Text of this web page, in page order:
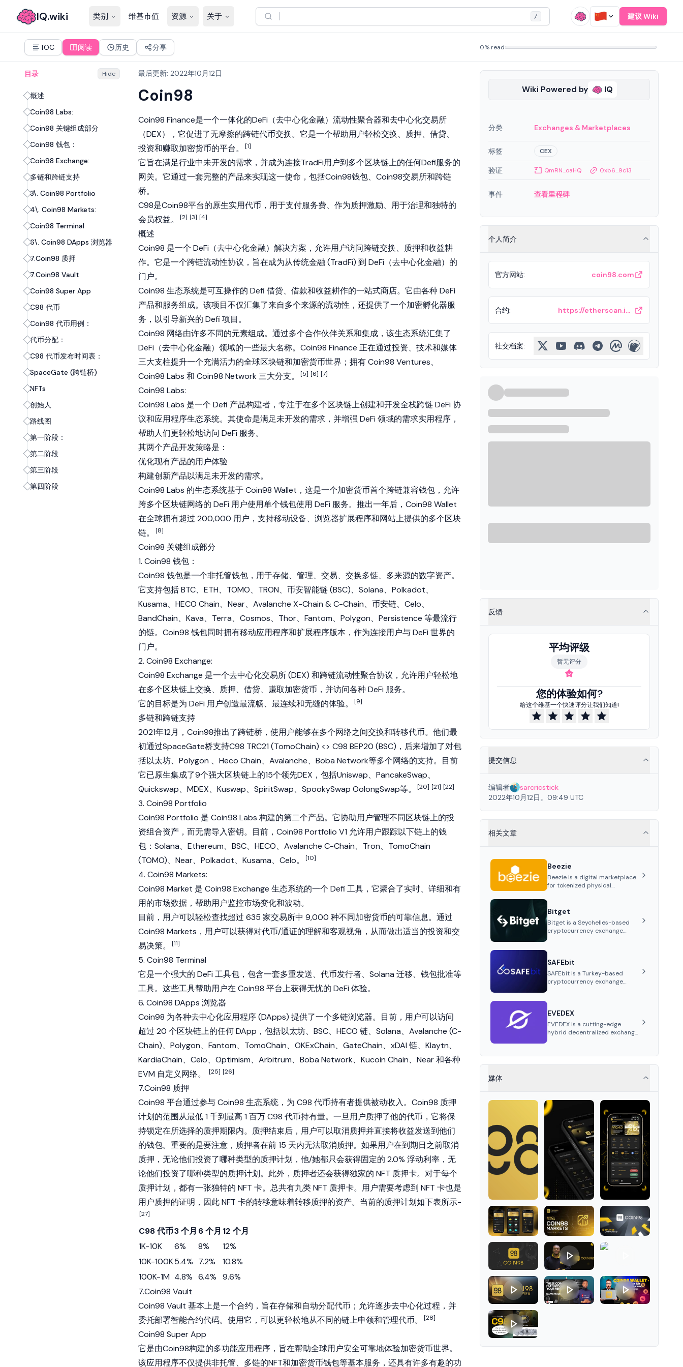
IQ.wiki 类别 维基市值 资源 关于 / 建议 Wiki
TOC 阅读 历史 分享 0% read
目录 Hide
概述
Coin98 Labs:
Coin98 关键组成部分
Coin98 钱包：
Coin98 Exchange:
多链和跨链支持
3\. Coin98 Portfolio
4\. Coin98 Markets:
Coin98 Terminal
6\. Coin98 DApps 浏览器
7.Coin98 质押
7.Coin98 Vault
Coin98 Super App
C98 代币
Coin98 代币用例：
代币分配：
C98 代币发布时间表：
SpaceGate (跨链桥)
NFTs
创始人
路线图
第一阶段：
第二阶段
第三阶段
第四阶段
最后更新: 2022年10月12日
Coin98
Coin98 Finance是一个一体化的DeFi（去中心化金融）流动性聚合器和去中心化交易所
（DEX），它促进了无摩擦的跨链代币交换。它是一个帮助用户轻松交换、质押、借贷、
投资和赚取加密货币的平台。
[1]
它旨在满足行业中未开发的需求，并成为连接TradFi用户到多个区块链上的任何Defi服务的
网关。它通过一套完整的产品来实现这一使命，包括Coin98钱包、Coin98交易所和跨链
桥。
C98是Coin98平台的原生实用代币，用于支付服务费、作为质押激励、用于治理和独特的
会员权益。
[2] [3] [4]
概述
Coin98 是一个 DeFi（去中心化金融）解决方案，允许用户访问跨链交换、质押和收益耕
作。它是一个跨链流动性协议，旨在成为从传统金融 (TradFi) 到 DeFi（去中心化金融）的
门户。
Coin98 生态系统是可互操作的 Defi 借贷、借款和收益耕作的一站式商店。它由各种 DeFi
产品和服务组成。该项目不仅汇集了来自多个来源的流动性，还提供了一个加密孵化器服
务，以引导新兴的 Defi 项目。
Coin98 网络由许多不同的元素组成。通过多个合作伙伴关系和集成，该生态系统汇集了
DeFi（去中心化金融）领域的一些最大名称。Coin98 Finance 正在通过投资、技术和媒体
三大支柱提升一个充满活力的全球区块链和加密货币世界；拥有 Coin98 Ventures、
Coin98 Labs 和 Coin98 Network 三大分支。
[5] [6] [7]
Coin98 Labs:
Coin98 Labs 是一个 Defi 产品构建者，专注于在多个区块链上创建和开发全栈跨链 DeFi 协
议和应用程序生态系统。其使命是满足未开发的需求，并增强 DeFi 领域的需求实用程序，
帮助人们更轻松地访问 DeFi 服务。
其两个产品开发策略是：
优化现有产品的用户体验
构建创新产品以满足未开发的需求。
Coin98 Labs 的生态系统基于 Coin98 Wallet，这是一个加密货币首个跨链兼容钱包，允许
跨多个区块链网络的 DeFi 用户使用单个钱包使用 DeFi 服务。推出一年后，Coin98 Wallet
在全球拥有超过 200,000 用户，支持移动设备、浏览器扩展程序和网站上提供的多个区块
链。
[8]
Coin98 关键组成部分
1. Coin98 钱包：
Coin98 钱包是一个非托管钱包，用于存储、管理、交易、交换多链、多来源的数字资产。
它支持包括 BTC、ETH、TOMO、TRON、币安智能链 (BSC)、Solana、Polkadot、
Kusama、HECO Chain、Near、Avalanche X-Chain & C-Chain、币安链、Celo、
BandChain、Kava、Terra、Cosmos、Thor、Fantom、Polygon、Persistence 等最流行
的链。Coin98 钱包同时拥有移动应用程序和扩展程序版本，作为连接用户与 DeFi 世界的
门户。
2. Coin98 Exchange:
Coin98 Exchange 是一个去中心化交易所 (DEX) 和跨链流动性聚合协议，允许用户轻松地
在多个区块链上交换、质押、借贷、赚取加密货币，并访问各种 DeFi 服务。
它的目标是为 DeFi 用户创造最流畅、最连续和无缝的体验。
[9]
多链和跨链支持
2021年12月，Coin98推出了跨链桥，使用户能够在多个网络之间交换和转移代币。他们最
初通过SpaceGate桥支持C98 TRC21 (TomoChain) <> C98 BEP20 (BSC)，后来增加了对包
括以太坊、 Polygon 、Heco Chain、 Avalanche、Boba Network等多个网络的支持。目前
它已原生集成了9个强大区块链上的15个领先DEX，包括Uniswap、PancakeSwap、
Quickswap、MDEX、Kuswap、 SpiritSwap、SpookySwap OolongSwap等。 [20] [21] [22]
3. Coin98 Portfolio
Coin98 Portfolio 是 Coin98 Labs 构建的第二个产品。它协助用户管理不同区块链上的投
资组合资产，而无需导入密钥。目前，Coin98 Portfolio V1 允许用户跟踪以下链上的钱
包：Solana、Ethereum、BSC、HECO、Avalanche C-Chain、Tron、TomoChain
(TOMO)、Near、 Polkadot、Kusama、Celo。 [10]
4. Coin98 Markets:
Coin98 Market 是 Coin98 Exchange 生态系统的一个 Defi 工具，它聚合了实时、详细和有
用的市场数据，帮助用户监控市场变化和波动。
目前，用户可以轻松查找超过 635 家交易所中 9,000 种不同加密货币的可靠信息。通过
Coin98 Markets，用户可以获得对代币/通证的理解和客观视角，从而做出适当的投资和交
易决策。
[11]
5. Coin98 Terminal
它是一个强大的 DeFi 工具包，包含一套多重发送、代币发行者、Solana 迁移、钱包批准等
工具。这些工具帮助用户在 Coin98 平台上获得无忧的 DeFi 体验。
6. Coin98 DApps 浏览器
Coin98 为各种去中心化应用程序(DApps) 提供了一个多链浏览器。目前，用户可以访问
超过 20 个区块链上的任何 DApp，包括以太坊、BSC、HECO 链、Solana、Avalanche (C-
Chain)、Polygon、 Fantom、TomoChain、OKExChain、GateChain、xDAI 链、 Klaytn、
KardiaChain、 Celo、Optimism、Arbitrum、Boba Network、Kucoin Chain、Near 和各种
EVM 自定义网络。
[25] [26]
7.Coin98 质押
Coin98 平台通过参与 Coin98 生态系统，为 C98 代币持有者提供被动收入。Coin98 质押
计划的范围从最低 1 千到最高 1 百万 C98 代币持有量。一旦用户质押了他的代币，它将保
持锁定在所选择的质押期限内。质押结束后，用户可以取消质押并直接将收益发送到他们
的钱包。重要的是要注意，质押者在前 15 天内无法取消质押。如果用户在到期日之前取消
质押，无论他们投资了哪种类型的质押计划，他/她都只会获得固定的 2.0% 浮动利率，无
论他们投资了哪种类型的质押计划。此外，质押者还会获得独家的 NFT 质押卡。对于每个
质押计划，都有一张独特的 NFT 卡。总共有九类 NFT 质押卡。用户需要考虑到 NFT 卡也是
用户质押的证明，因此 NFT 卡的转移意味着转移质押的资产。当前的质押计划如下表所示-
[27]
C98 代币3 个月 6 个月 12 个月
1K-10K
6% 8%
12%
10K-100K5.4% 7.2%
10.8%
100K-1M 4.8% 6.4%
9.6%
7.Coin98 Vault
Coin98 Vault 基本上是一个合约，旨在存储和自动分配代币；允许逐步去中心化过程，并
委托部署智能合约代码。使用它，可以更轻松地从不同的链上申领和管理代币。
[28]
Coin98 Super App
它是由Coin98构建的多功能应用程序，旨在帮助全球用户安全可靠地体验加密货币世界。
该应用程序不仅提供非托管、多链的NFT和加密货币钱包等基本服务，还具有许多有趣的功
Wiki Powered by IQ
分类 Exchanges & Marketplaces
标签 CEX
验证 QmRN...oaHQ 0xb6...9c13
事件 查看里程碑
个人简介
官方网站: coin98.com
合约: https://etherscan.io/token/0xae12c5930881c53715b369cec7606b70d8eb229f
社交档案:
反馈
平均评级
暂无评分
您的体验如何?
给这个维基一个快速评分让我们知道!
提交信息
编辑者
sarcricstick
2022年10月12日。09:49 UTC
相关文章
Beezie
Beezie is a digital marketplace
for tokenized physical
items like trading cards,
sneakers, and watches. Using
blockchain tech, Beezie
simplifies buying, selling, and
Bitget
Bitget is a Seychelles-based
cryptocurrency exchange
leverage, su...
SAFEbit
SAFEbit is a Turkey-based
cryptocurrency exchange
and user-centric features.
EVEDEX
EVEDEX is a cutting-edge
hybrid decentralized exchange
with DEX-level security and
self-custody, built on Arbitrum
媒体